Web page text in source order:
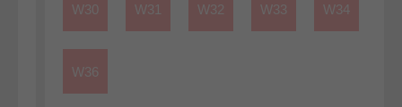
W30 W31 W32 W33 W34
W36